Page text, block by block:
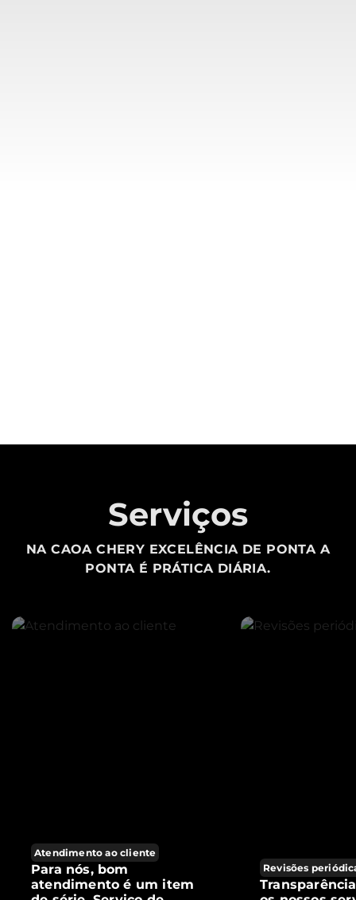
Serviços
NA CAOA CHERY EXCELÊNCIA DE PONTA A
PONTA É PRÁTICA DIÁRIA.
Atendimento ao cliente
Para nós, bom
atendimento é um item
Revisões